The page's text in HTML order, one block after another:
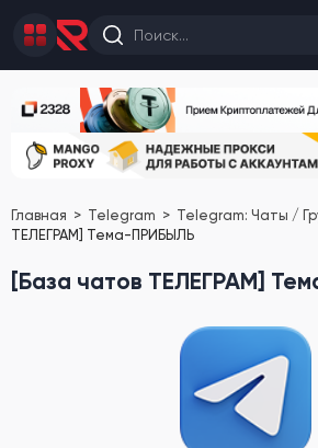
Главная Telegram Telegram: Чаты /
ТЕЛЕГРАМ] Тема-ПРИБЫЛЬ
[База чатов ТЕЛЕГРАМ]